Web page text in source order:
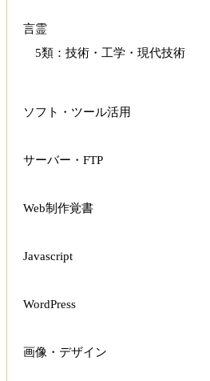
言霊
5類：技術・工学・現代技術
ソフト・ツール活用
サーバー・FTP
Web制作覚書
Javascript
WordPress
画像・デザイン